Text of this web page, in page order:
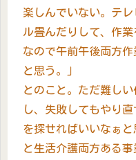
楽しんでいない。テ
ル畳んだりして、作業
なので午前午後両方
と思う。」
とのこと。ただ難し
し、失敗してもやり
を探せればいいなぁ
と生活介護両方ある